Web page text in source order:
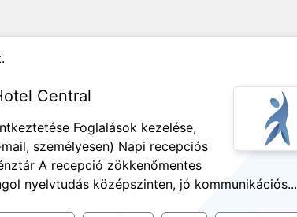
Central
Foglalások kezelése,
személyesen) Napi recepciós
A recepció zökkenőmentes
nyelvtudás középszinten, jó kommunikációs...